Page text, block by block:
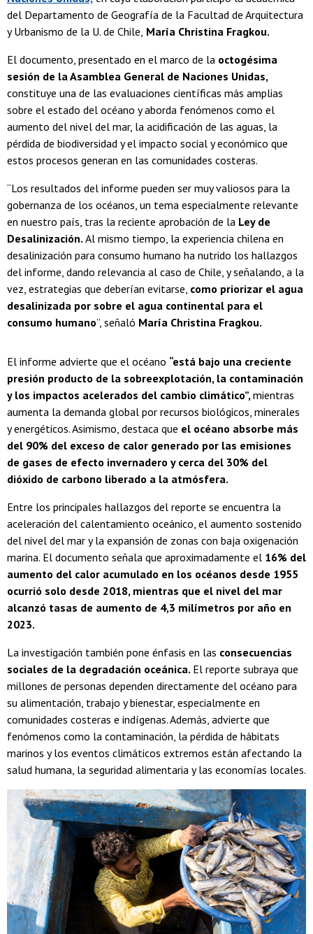
del Departamento de Geografía de la Facultad de Arquitectura
y Urbanismo de la U. de Chile, María Christina Fragkou.
El documento, presentado en el marco de la octogésima
sesión de la Asamblea General de Naciones Unidas,
constituye una de las evaluaciones científicas más amplias
sobre el estado del océano y aborda fenómenos como el
aumento del nivel del mar, la acidificación de las aguas, la
pérdida de biodiversidad y el impacto social y económico que
estos procesos generan en las comunidades costeras.
“Los resultados del informe pueden ser muy valiosos para la
gobernanza de los océanos, un tema especialmente relevante
en nuestro país, tras la reciente aprobación de la Ley de
Desalinización. Al mismo tiempo, la experiencia chilena en
desalinización para consumo humano ha nutrido los hallazgos
del informe, dando relevancia al caso de Chile, y señalando, a la
vez, estrategias que deberían evitarse, como priorizar el agua
desalinizada por sobre el agua continental para el
consumo humano”, señaló María Christina Fragkou.
El informe advierte que el océano “está bajo una creciente
presión producto de la sobreexplotación, la contaminación
y los impactos acelerados del cambio climático”,mientras
aumenta la demanda global por recursos biológicos, minerales
y energéticos. Asimismo, destaca que el océano absorbe más
del 90% del exceso de calor generado por las emisiones
de gases de efecto invernadero y cerca del 30% del
dióxido de carbono liberado a la atmósfera.
Entre los principales hallazgos del reporte se encuentra la
aceleración del calentamiento oceánico, el aumento sostenido
del nivel del mar y la expansión de zonas con baja oxigenación
marina. El documento señala que aproximadamente el 16% del
aumento del calor acumulado en los océanos desde 1955
ocurrió solo desde 2018, mientras que el nivel del mar
alcanzó tasas de aumento de 4,3 milímetros por año en
2023.
La investigación también pone énfasis en las consecuencias
sociales de la degradación oceánica. El reporte subraya que
millones de personas dependen directamente del océano para
su alimentación, trabajo y bienestar, especialmente en
comunidades costeras e indígenas. Además, advierte que
fenómenos como la contaminación, la pérdida de hábitats
marinos y los eventos climáticos extremos están afectando la
salud humana, la seguridad alimentaria y las economías locales.